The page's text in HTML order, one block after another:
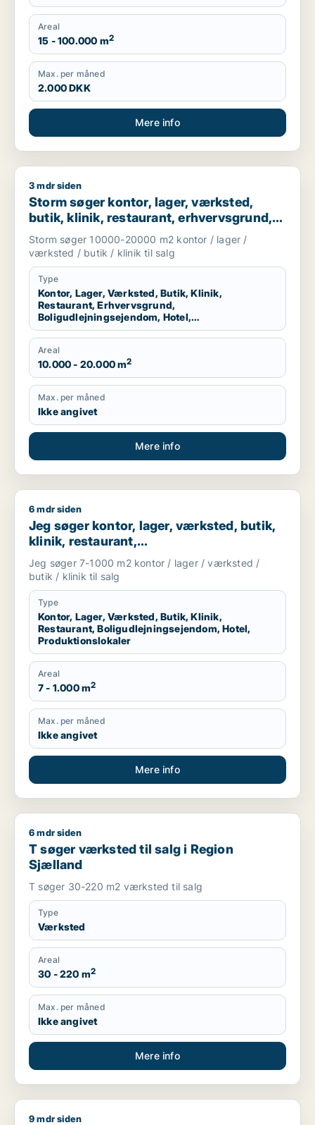
Areal
15 - 100.000 m2
Max. per måned
2.000 DKK
Mere info
Storm søger kontor, lager, værksted, butik, klinik,
3 mdr siden
Storm søger kontor, lager, værksted,
butik, klinik, restaurant, erhvervsgrund,
boligudlejningsejendom, hotel,
produktionslokaler eller garage til salg i
Vallensbæk, Ballerup eller Allerød m.fl.
Storm søger 10000-20000 m2 kontor / lager /
værksted / butik / klinik til salg
Type
Kontor, Lager, Værksted, Butik, Klinik,
Restaurant, Erhvervsgrund,
Boligudlejningsejendom, Hotel,
Produktionslokaler, Garage
Areal
10.000 - 20.000 m2
Max. per måned
Ikke angivet
Mere info
Jeg søger kontor, lager, værksted, butik, klinik, restaurant,
6 mdr siden
Jeg søger kontor, lager, værksted, butik,
klinik, restaurant,
boligudlejningsejendom, hotel eller
produktionslokaler til salg i Vordingborg,
Guldborgsund eller Lolland
Jeg søger 7-1000 m2 kontor / lager / værksted /
butik / klinik til salg
Type
Kontor, Lager, Værksted, Butik, Klinik,
Restaurant, Boligudlejningsejendom, Hotel,
Produktionslokaler
Areal
7 - 1.000 m2
Max. per måned
Ikke angivet
Mere info
T søger værksted til salg i Region Sjælland
6 mdr siden
T søger værksted til salg i Region
Sjælland
T søger 30-220 m2 værksted til salg
Type
Værksted
Areal
30 - 220 m2
Max. per måned
Ikke angivet
Mere info
Hans søger kontor, lager, værksted, butik, klinik,
9 mdr siden